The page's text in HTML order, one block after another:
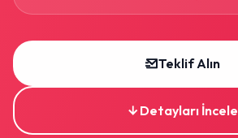
Teklif Alın
Detayları İncele